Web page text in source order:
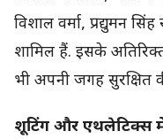
विशाल वर्मा, प्रद्युमन
शामिल हैं. इसके
भी अपनी जगह सुरक्षित
शूटिंग और एथलेटिक्स